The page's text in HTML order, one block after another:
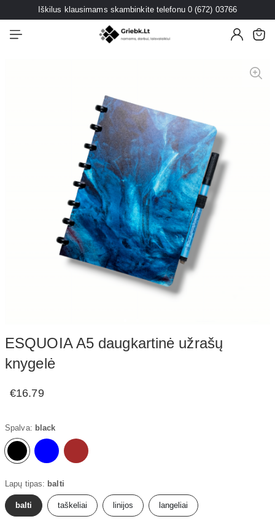
Iškilus klausimams skambinkite telefonu 0 (672) 03766
ESQUOIA A5 daugkartinė užrašų
knygelė
€16.79
Spalva: black
Lapų tipas: balti
balti taškeliai linijos langeliai